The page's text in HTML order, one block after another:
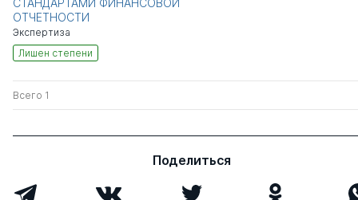
СТАНДАРТАМИ ФИНАНСОВОЙ
ОТЧЕТНОСТИ
Экспертиза
Лишен степени
Всего 1
Поделиться